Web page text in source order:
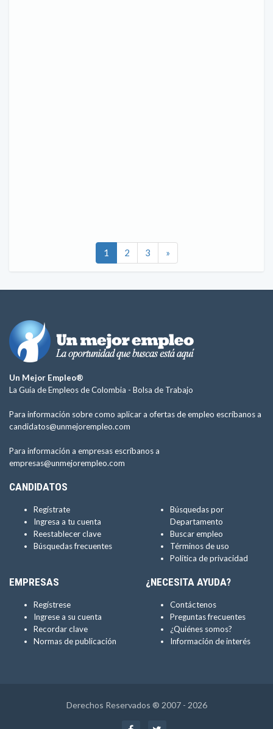
1 2 3 »
Un Mejor Empleo®
La Guía de Empleos de Colombia - Bolsa de Trabajo
Para información sobre como aplicar a ofertas de empleo escríbanos a
candidatos@unmejorempleo.com
Para información a empresas escríbanos a
empresas@unmejorempleo.com
CANDIDATOS
Regístrate
Ingresa a tu cuenta
Reestablecer clave
Búsquedas frecuentes
Búsquedas por
Departamento
Buscar empleo
Términos de uso
Política de privacidad
EMPRESAS
Regístrese
Ingrese a su cuenta
Recordar clave
Normas de publicación
¿NECESITA AYUDA?
Contáctenos
Preguntas frecuentes
¿Quiénes somos?
Información de interés
Derechos Reservados ® 2007 - 2026